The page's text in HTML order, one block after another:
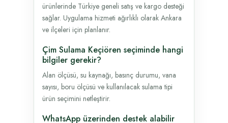
ürünlerinde Türkiye geneli satış ve kargo desteği
sağlar. Uygulama hizmeti ağırlıklı olarak Ankara
ve ilçeleri için planlanır.
Çim Sulama Keçiören seçiminde hangi
bilgiler gerekir?
Alan ölçüsü, su kaynağı, basınç durumu, vana
sayısı, boru ölçüsü ve kullanılacak sulama tipi
ürün seçimini netleştirir.
WhatsApp üzerinden destek alabilir